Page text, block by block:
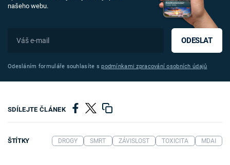
našeho webu.
ODESLAT
Odesláním formuláře souhlasíte spodmínkami zpracování osobních údajů
SDÍLEJTE ČLÁNEK
ŠTÍTKY DROGY SMRT ZÁVISLOST TOXICITA MDAI